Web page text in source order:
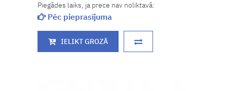
Piegādes laiks, ja prece nav noliktavā:
Pēc pieprasījuma
IELIKT GROZĀ